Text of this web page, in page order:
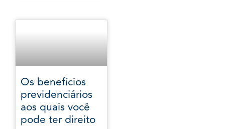
Os benefícios
previdenciários
aos quais você
pode ter direito